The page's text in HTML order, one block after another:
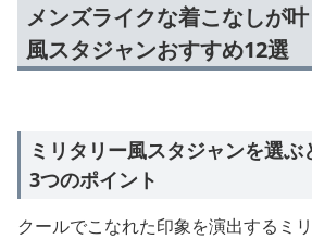
メンズライクな着こなしが
風スタジャンおすすめ12選
ミリタリー風スタジャンを選
3つのポイント
クールでこなれた印象を演出するミ